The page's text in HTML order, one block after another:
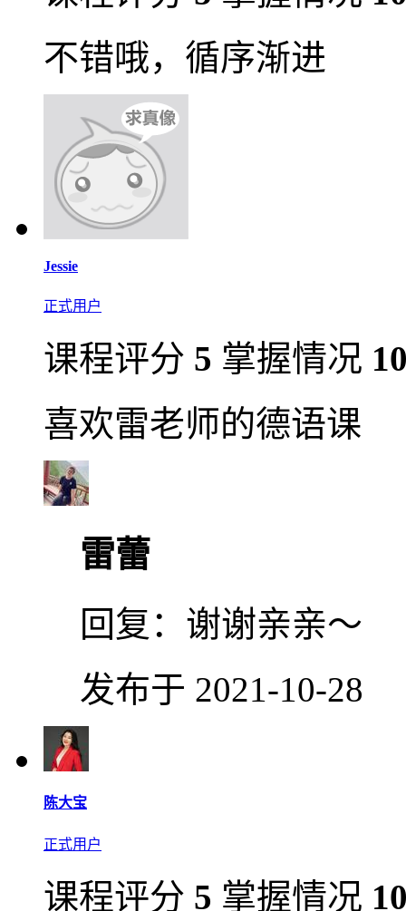
不错哦，循序渐进
Jessie
正式用户
课程评分 5 掌握情况
喜欢雷老师的德语课
雷蕾
回复： 谢谢亲亲～
发布于 2021-10-28
陈大宝
正式用户
课程评分 5 掌握情况